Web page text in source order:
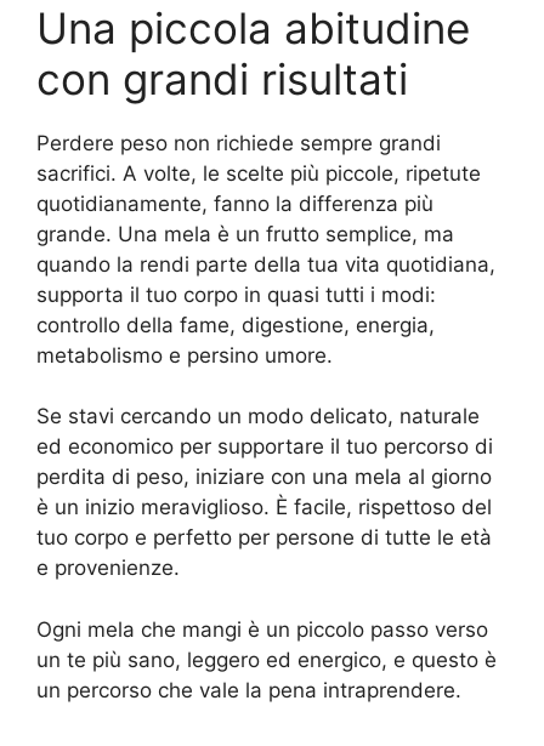
Una piccola abitudine
con grandi risultati
Perdere peso non richiede sempre grandi
sacrifici. A volte, le scelte più piccole, ripetute
quotidianamente, fanno la differenza più
grande. Una mela è un frutto semplice, ma
quando la rendi parte della tua vita quotidiana,
supporta il tuo corpo in quasi tutti i modi:
controllo della fame, digestione, energia,
metabolismo e persino umore.
Se stavi cercando un modo delicato, naturale
ed economico per supportare il tuo percorso di
perdita di peso, iniziare con una mela al giorno
è un inizio meraviglioso. È facile, rispettoso del
tuo corpo e perfetto per persone di tutte le età
e provenienze.
Ogni mela che mangi è un piccolo passo verso
un te più sano, leggero ed energico, e questo è
un percorso che vale la pena intraprendere.